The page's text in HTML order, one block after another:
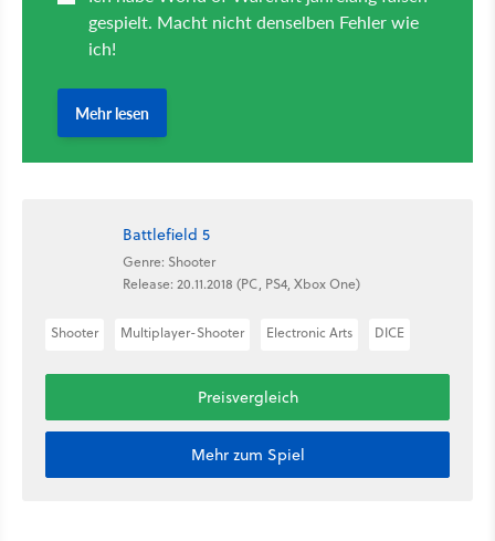
Battlefield 5
Genre: Shooter
Release: 20.11.2018 (PC, PS4, Xbox One)
Shooter Multiplayer-Shooter Electronic Arts DICE
Preisvergleich
Mehr zum Spiel